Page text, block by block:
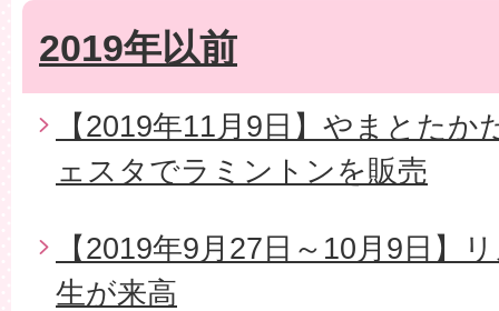
2019年以前
【2019年11月9日】やまとた
ェスタでラミントンを販売
【2019年9月27日～10月9日】
生が来高